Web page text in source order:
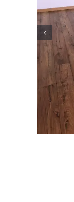
Tapis sur
Tapis anti-
Produits divers
Produits